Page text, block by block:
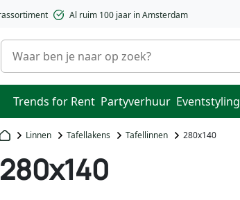
Al ruim 100 jaar in Amsterdam
Trends for Rent Partyverhuur Eventstyling
Linnen Tafellakens Tafellinnen 280x140
280x140